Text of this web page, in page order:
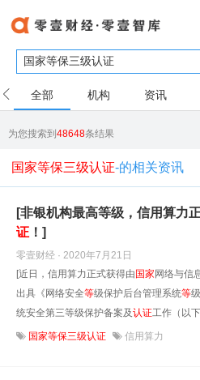
全部 机构 资讯
为您搜索到48648条结果
国家等保三级认证-的相关资讯
[非银机构最高等级，信用算力
证 ！]
零壹财经 · 2020年7月21日
[近日，信用算力正式获得由国家网络与信
出具《网络安全等级保护后台管理系统等
统安全第三等级保护备案及认证工作（以
国家等保三级认证 信用算力